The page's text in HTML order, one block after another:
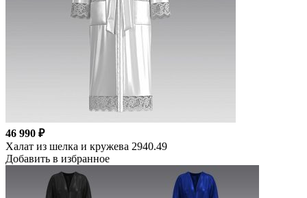
46 990 ₽
Халат из шелка и кружева 2940.49
Добавить в избранное